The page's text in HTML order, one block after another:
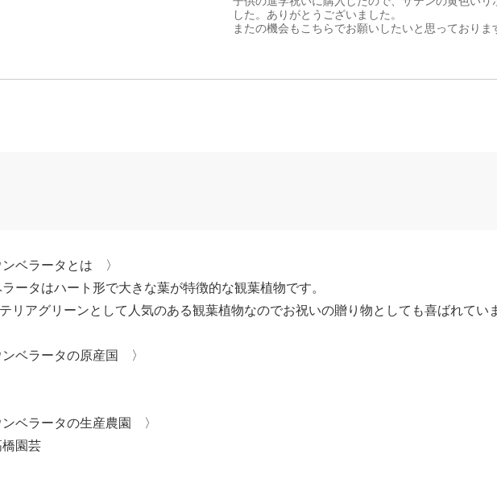
した。ありがとうございました。
またの機会もこちらでお願いしたいと思っておりま
ベラータとは 〉
ータはハート形で大きな葉が特徴的な観葉植物です。
リアグリーンとして人気のある観葉植物なのでお祝いの贈り物としても喜ばれてい
ベラータの原産国 〉
ベラータの生産農園 〉
園芸